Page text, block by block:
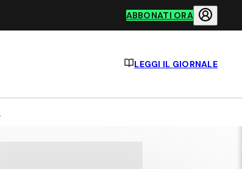
ABBONATI ORA
LEGGI IL GIORNALE